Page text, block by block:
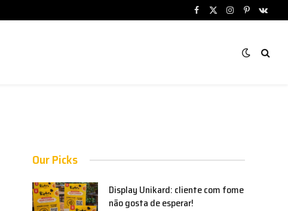
Facebook
X
Instagram
Pinterest
Our Picks
Display Unikard: cliente com fome
não gosta de esperar!